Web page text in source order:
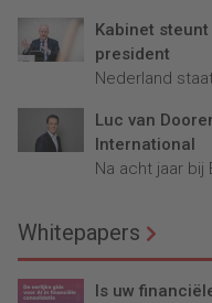
Kabinet
president
Nederland
Luc van
International
Na acht jaar bij
Whitepapers
Is uw